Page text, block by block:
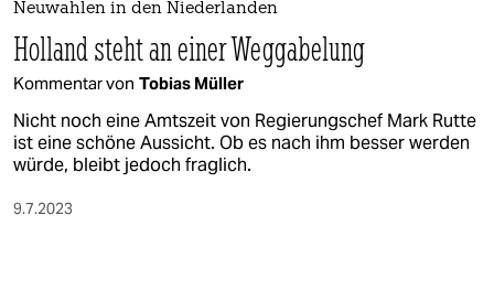
Neuwahlen in den Niederlanden
Holland steht an einer Weggabelung
Kommentar von Tobias Müller
Nicht noch eine Amtszeit von Regierungschef Mark Rutte
ist eine schöne Aussicht. Ob es nach ihm besser werden
würde, bleibt jedoch fraglich.
9.7.2023